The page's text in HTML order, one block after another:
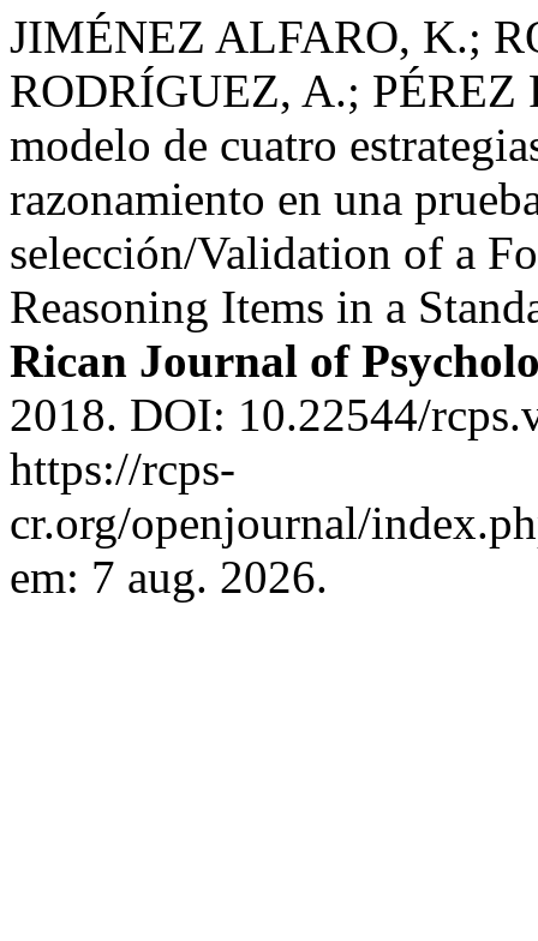
JIMÉNEZ ALFARO, K.;
RODRÍGUEZ, A.; PÉREZ
modelo de cuatro
razonamiento en una
selección/Validation of a
Reasoning Items in a
Rican Journal of
2018. DOI: 10.22544/
https://rcps-
cr.org/openjournal/
em: 7 aug. 2026.